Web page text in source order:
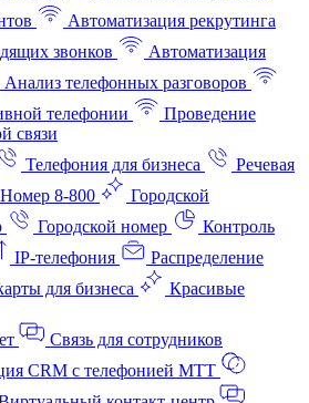
Автоматизация рекрутинга
звонков
Автоматизация
Анализ телефонных разговоров
телефонии
Проведение
связи
Телефония для бизнеса
Речевая
Номер 8-800
Городской
Городской номер
Контроль
IP-телефония
Распределение
для бизнеса
Красивые
Связь для сотрудников
CRM с телефонией МТТ